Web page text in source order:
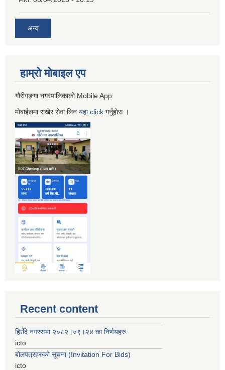
अन्य
हाम्रो माेबाइल एप
गौरीगङ्गा नगरपालिकाको Mobile App
मोबाईलमा राखेर सेवा लिन यहाclick गर्नुहाेस ।
Recent content
हिउँदे नगरसभा २०८२।०९।२४ का निर्णयहरु
icto
बोलपत्रहरुको सूचना (Invitation For Bids)
icto